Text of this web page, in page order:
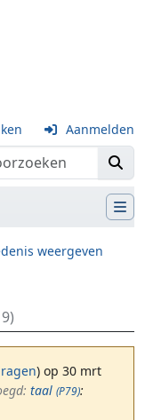
Aanmelden
weergeven
) op 30 mrt
taal (P79):